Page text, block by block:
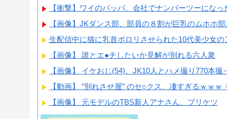
【衝撃】ワイのパッパ、会社でナンバーツーにな
【画像】JKダンス部、部員の８割が巨乳のムホホ
生配信中に猫に乳首ポロリさせられた10代美少女
【画像】 誰とエ●チしたいか見解が別れる六人衆
【画像】 イケおじ(54)、JK10人とハメ撮り770本
【動画】 ”別れさせ屋” のセ○クス、凄すぎるｗｗ
【画像】 元モデルのTBS新人アナさん、プリケツ